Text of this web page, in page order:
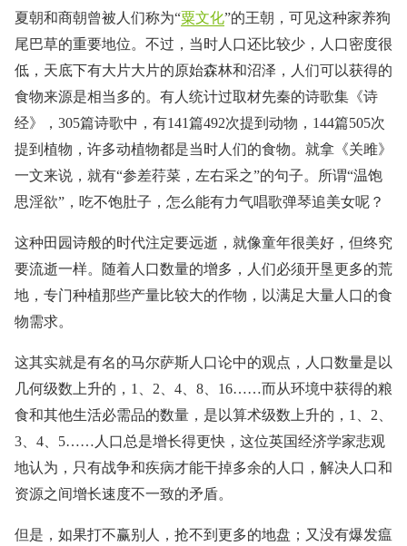
夏朝和商朝曾被人们称为“粟文化”的王朝，可见这种家养狗
尾巴草的重要地位。不过，当时人口还比较少，人口密度很
低，天底下有大片大片的原始森林和沼泽，人们可以获得的
食物来源是相当多的。有人统计过取材先秦的诗歌集《诗
经》，305篇诗歌中，有141篇492次提到动物，144篇505次
提到植物，许多动植物都是当时人们的食物。就拿《关雎》
一文来说，就有“参差荇菜，左右采之”的句子。所谓“温饱
思淫欲”，吃不饱肚子，怎么能有力气唱歌弹琴追美女呢？
这种田园诗般的时代注定要远逝，就像童年很美好，但终究
要流逝一样。随着人口数量的增多，人们必须开垦更多的荒
地，专门种植那些产量比较大的作物，以满足大量人口的食
物需求。
这其实就是有名的马尔萨斯人口论中的观点，人口数量是以
几何级数上升的，1、2、4、8、16……而从环境中获得的粮
食和其他生活必需品的数量，是以算术级数上升的，1、2、
3、4、5……人口总是增长得更快，这位英国经济学家悲观
地认为，只有战争和疾病才能干掉多余的人口，解决人口和
资源之间增长速度不一致的矛盾。
但是，如果打不赢别人，抢不到更多的地盘；又没有爆发瘟